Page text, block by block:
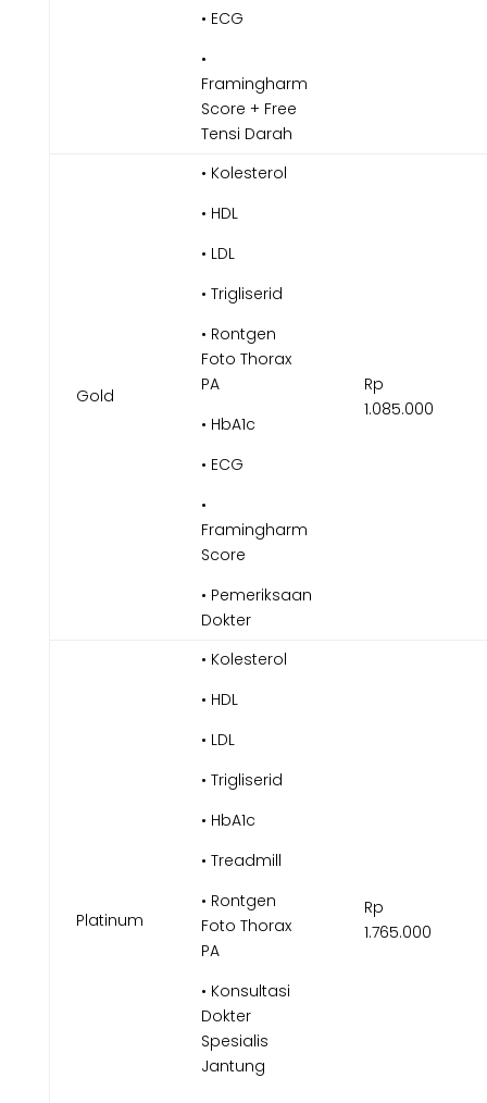
• ECG
•
Framingharm
Score + Free
Tensi Darah
Gold
• Kolesterol
• HDL
• LDL
• Trigliserid
• Rontgen
Foto Thorax
PA
• HbA1c
• ECG
•
Framingharm
Score
• Pemeriksaan
Dokter
Rp
1.085.000
Platinum
• Kolesterol
• HDL
• LDL
• Trigliserid
• HbA1c
• Treadmill
• Rontgen
Foto Thorax
PA
• Konsultasi
Dokter
Spesialis
Jantung
Rp
1.765.000